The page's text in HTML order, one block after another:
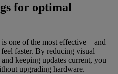
for optimal
one of the most effective—and
faster. By reducing visual
keeping updates current, you
upgrading hardware.